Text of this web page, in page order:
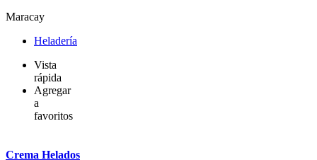
Maracay
Heladería
Vista
rápida
Agregar
a
favoritos
Crema Helados